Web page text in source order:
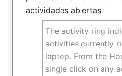
actividades abiertas.
The activity ring
activities currently
laptop. From the
single click on any